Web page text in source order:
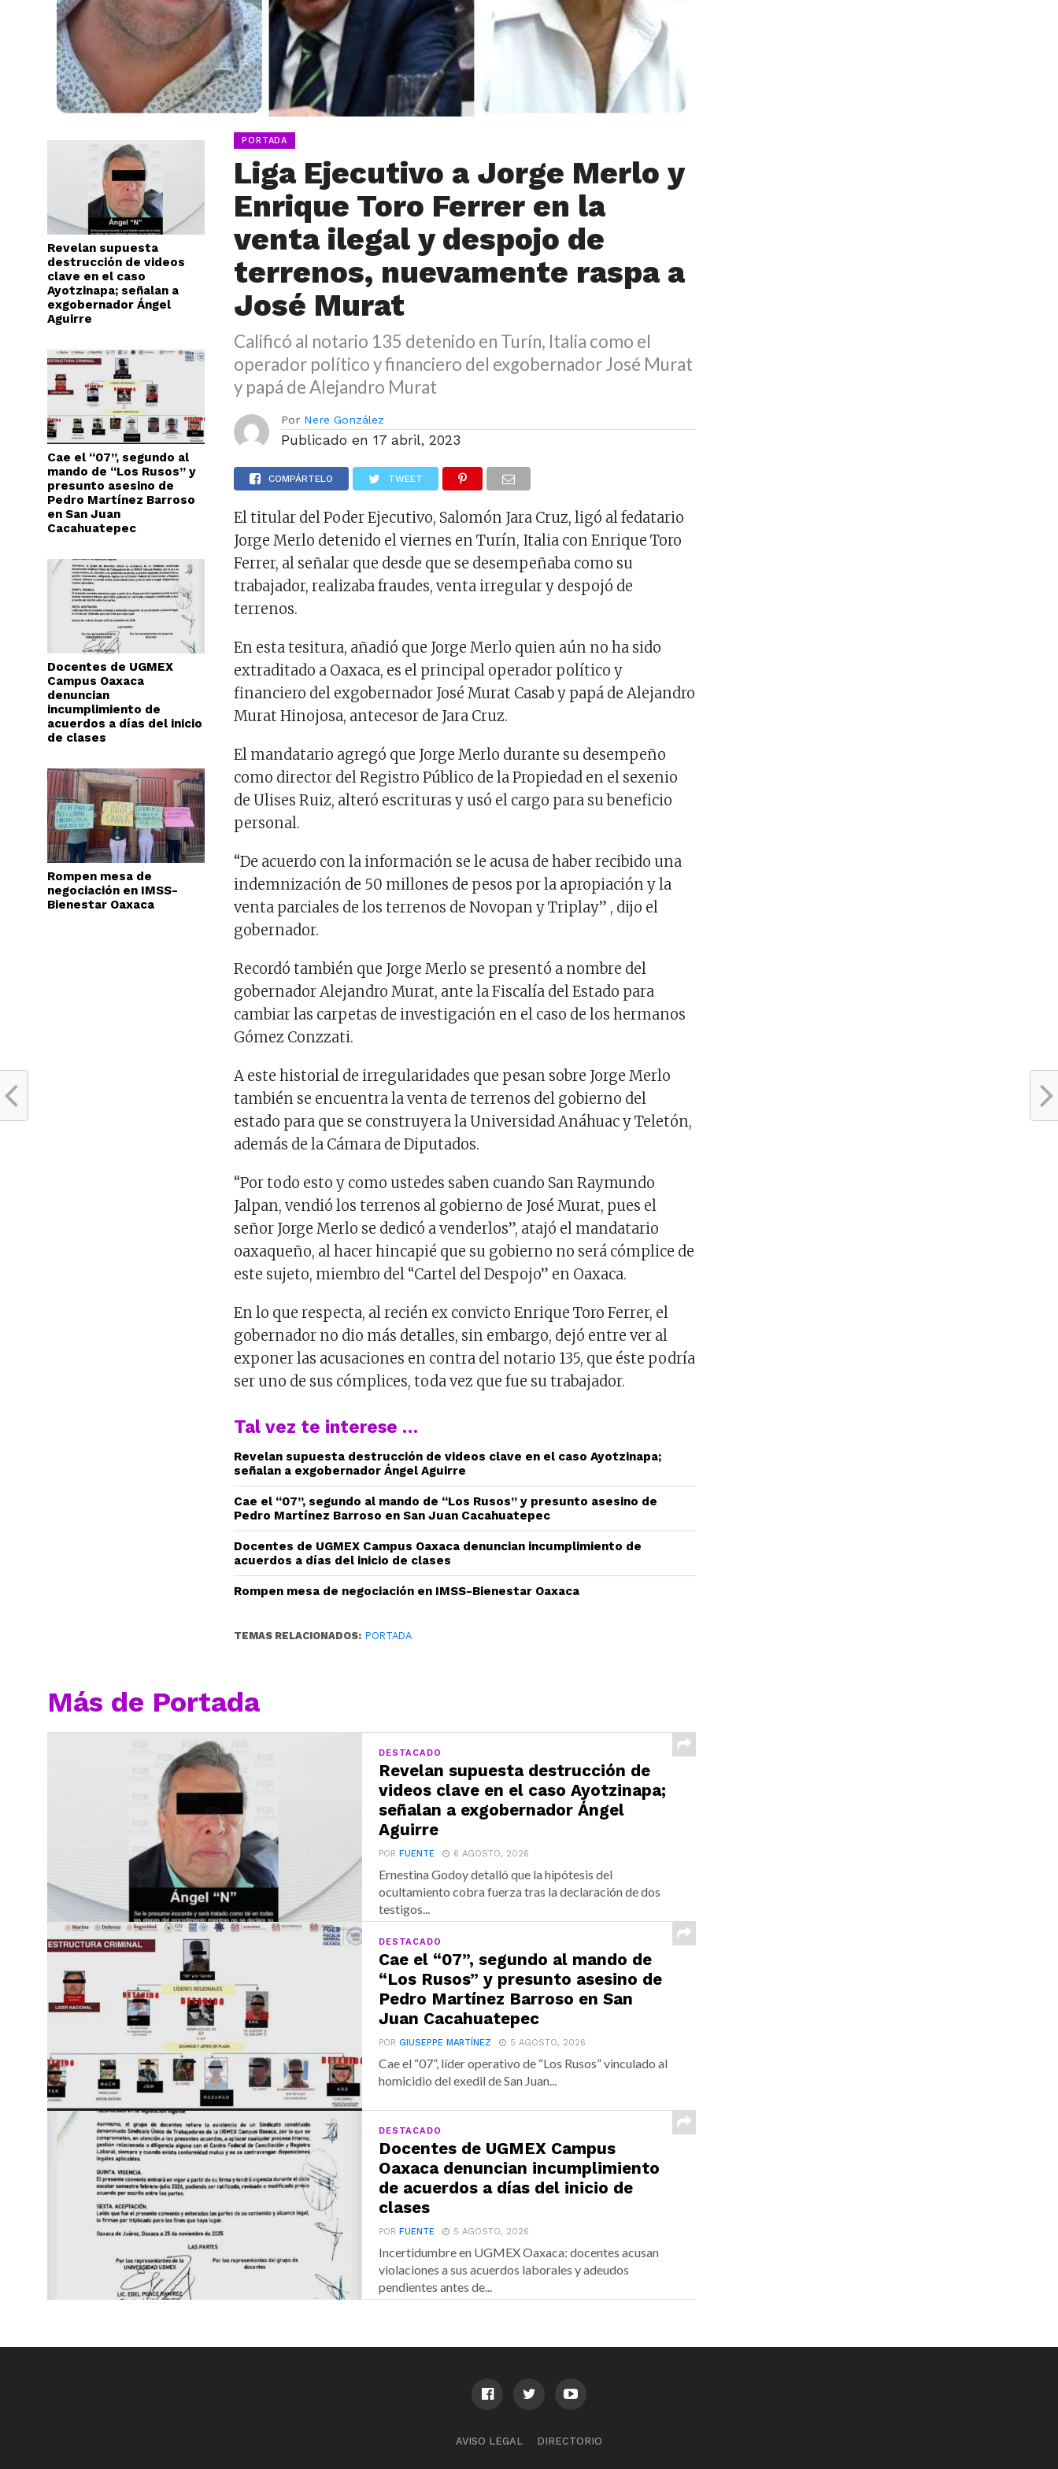
Revelan supuesta
destrucción de videos
clave en el caso
Ayotzinapa; señalan a
exgobernador Ángel
Aguirre
Cae el “07”, segundo al
mando de “Los Rusos” y
presunto asesino de
Pedro Martínez Barroso
en San Juan
Cacahuatepec
Docentes de UGMEX
Campus Oaxaca
denuncian
incumplimiento de
acuerdos a días del inicio
de clases
Rompen mesa de
negociación en IMSS-
Bienestar Oaxaca
PORTADA
Liga Ejecutivo a Jorge Merlo y
Enrique Toro Ferrer en la
venta ilegal y despojo de
terrenos, nuevamente raspa a
José Murat
Calificó al notario 135 detenido en Turín, Italia como el
operador político y financiero del exgobernador José Murat
y papá de Alejandro Murat
Por Nere González
Publicado en 17 abril, 2023
COMPÁRTELO TWEET
El titular del Poder Ejecutivo, Salomón Jara Cruz, ligó al fedatario
Jorge Merlo detenido el viernes en Turín, Italia con Enrique Toro
Ferrer, al señalar que desde que se desempeñaba como su
trabajador, realizaba fraudes, venta irregular y despojó de
terrenos.
En esta tesitura, añadió que Jorge Merlo quien aún no ha sido
extraditado a Oaxaca, es el principal operador político y
financiero del exgobernador José Murat Casab y papá de Alejandro
Murat Hinojosa, antecesor de Jara Cruz.
El mandatario agregó que Jorge Merlo durante su desempeño
como director del Registro Público de la Propiedad en el sexenio
de Ulises Ruiz, alteró escrituras y usó el cargo para su beneficio
personal.
“De acuerdo con la información se le acusa de haber recibido una
indemnización de 50 millones de pesos por la apropiación y la
venta parciales de los terrenos de Novopan y Triplay” , dijo el
gobernador.
Recordó también que Jorge Merlo se presentó a nombre del
gobernador Alejandro Murat, ante la Fiscalía del Estado para
cambiar las carpetas de investigación en el caso de los hermanos
Gómez Conzzati.
A este historial de irregularidades que pesan sobre Jorge Merlo
también se encuentra la venta de terrenos del gobierno del
estado para que se construyera la Universidad Anáhuac y Teletón,
además de la Cámara de Diputados.
“Por todo esto y como ustedes saben cuando San Raymundo
Jalpan, vendió los terrenos al gobierno de José Murat, pues el
señor Jorge Merlo se dedicó a venderlos”, atajó el mandatario
oaxaqueño, al hacer hincapié que su gobierno no será cómplice de
este sujeto, miembro del “Cartel del Despojo” en Oaxaca.
En lo que respecta, al recién ex convicto Enrique Toro Ferrer, el
gobernador no dio más detalles, sin embargo, dejó entre ver al
exponer las acusaciones en contra del notario 135, que éste podría
ser uno de sus cómplices, toda vez que fue su trabajador.
Tal vez te interese …
Revelan supuesta destrucción de videos clave en el caso Ayotzinapa;
señalan a exgobernador Ángel Aguirre
Cae el “07”, segundo al mando de “Los Rusos” y presunto asesino de
Pedro Martínez Barroso en San Juan Cacahuatepec
Docentes de UGMEX Campus Oaxaca denuncian incumplimiento de
acuerdos a días del inicio de clases
Rompen mesa de negociación en IMSS-Bienestar Oaxaca
TEMAS RELACIONADOS: PORTADA
Más de Portada
DESTACADO
Revelan supuesta destrucción de
videos clave en el caso Ayotzinapa;
señalan a exgobernador Ángel
Aguirre
PORFUENTE 6 AGOSTO, 2026
Ernestina Godoy detalló que la hipótesis del
ocultamiento cobra fuerza tras la declaración de dos
testigos...
DESTACADO
Cae el “07”, segundo al mando de
“Los Rusos” y presunto asesino de
Pedro Martínez Barroso en San
Juan Cacahuatepec
PORGIUSEPPE MARTÍNEZ 5 AGOSTO, 2026
Cae el “07”, líder operativo de “Los Rusos” vinculado al
homicidio del exedil de San Juan...
DESTACADO
Docentes de UGMEX Campus
Oaxaca denuncian incumplimiento
de acuerdos a días del inicio de
clases
PORFUENTE 5 AGOSTO, 2026
Incertidumbre en UGMEX Oaxaca: docentes acusan
violaciones a sus acuerdos laborales y adeudos
pendientes antes de...
AVISO LEGAL DIRECTORIO